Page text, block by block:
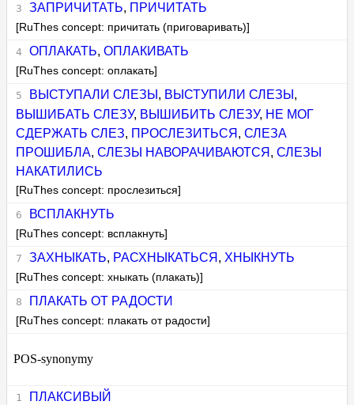
ЗАПРИЧИТАТЬ, ПРИЧИТАТЬ
[RuThes concept: причитать (приговаривать)]
ОПЛАКАТЬ, ОПЛАКИВАТЬ
[RuThes concept: оплакать]
ВЫСТУПАЛИ СЛЕЗЫ , ВЫСТУПИЛИ СЛЕЗЫ ,
ВЫШИБАТЬ СЛЕЗУ, ВЫШИБИТЬ СЛЕЗУ, НЕ МОГ
СДЕРЖАТЬ СЛЕЗ, ПРОСЛЕЗИТЬСЯ ,СЛЕЗА
ПРОШИБЛА,СЛЕЗЫ НАВОРАЧИВАЮТСЯ ,СЛЕЗЫ
НАКАТИЛИСЬ
[RuThes concept: прослезиться]
ВСПЛАКНУТЬ
[RuThes concept: всплакнуть]
ЗАХНЫКАТЬ, РАСХНЫКАТЬСЯ , ХНЫКНУТЬ
[RuThes concept: хныкать (плакать)]
ПЛАКАТЬ ОТ РАДОСТИ
[RuThes concept: плакать от радости]
POS-synonymy
ПЛАКСИВЫЙ